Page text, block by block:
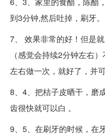
到3分钟,然后吐掉，刷牙。
7、 效果非常的好！但是
（感觉会持续2分钟左右
左右做一次，就好了，并可
8、4、把桔子皮晒干，磨
齿很快就可以白 。
9、5、在刷牙的时候，在